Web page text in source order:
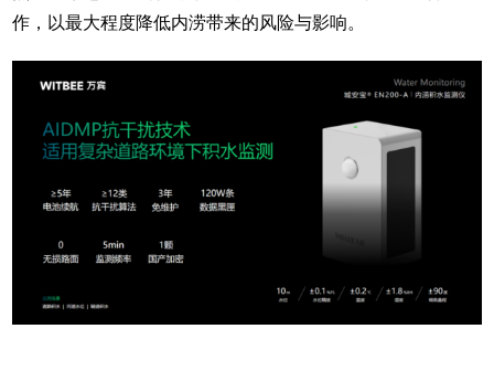
作，以最大程度降低内涝带来的风险与影响。